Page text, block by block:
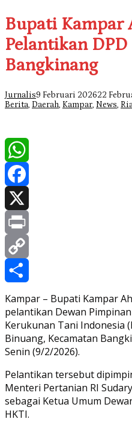
Bupati Kampar
Pelantikan
Bangkinang
Jurnalis9 Februari 202622
Berita, Daerah, Kampar, News,
WhatsApp
Facebook
X
Print
Copy
Link
Share
Kampar – Bupati Kampar
pelantikan Dewan
Kerukunan Tani Indonesia
Binuang, Kecamatan
Senin (9/2/2026).
Pelantikan tersebut
Menteri Pertanian RI
sebagai Ketua Umum
HKTI.